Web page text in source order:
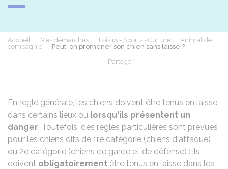
Accueil Mes démarches Loisirs - Sports - Culture
Animal de
compagnie
Peut-on promener son chien sans laisse ?
Partager
En règle générale, les chiens doivent être tenus en laisse
dans certains lieux ou lorsqu'ils présentent un
danger. Toutefois, des règles particulières sont prévues
pour les chiens dits de 1re catégorie (chiens d'attaque)
ou 2e catégorie (chiens de garde et de défense) : ils
doivent obligatoirement être tenus en laisse dans les